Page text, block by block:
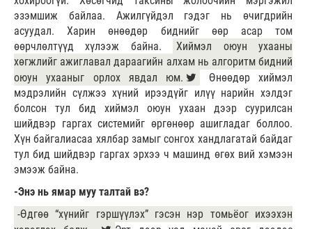
эзэмшиж байлаа. Ажилгүйдэл гэдэг нь өчигдрийн
асуудал. Харин өнөөдөр биднийг өөр асар том
өөрчлөлтүүд хүлээж байна.
Хиймэл оюун ухааны
хөгжлийг ажиглавал дараагийн алхам нь алгоритм бидний
оюун ухааныг орлох явдал юм.
Өнөөдөр хиймэл
мэдрэлийн сүлжээ хүний ирээдүйг илүү нарийн хэлдэг
болсон тул бид хиймэл оюун ухаан дээр суурилсан
шийдвэр гаргах системийг өргөнөөр ашигладаг боллоо.
Хүн байгалиасаа хялбар замыг сонгох хандлагатай байдаг
тул бид шийдвэр гаргах эрхээ ч машинд өгөх вий хэмээн
эмээж байна.
-Энэ нь ямар муу талтай вэ?
-Өдгөө “хүнийг гэршүүлэх” гэсэн нэр томьёог ихээхэн